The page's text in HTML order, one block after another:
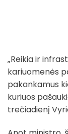
„Reikia ir
kariuomenės
pakankamus
kuriuos
trečiadienį